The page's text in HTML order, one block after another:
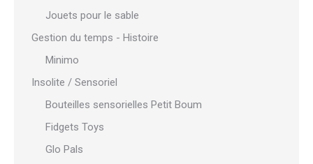
Jouets pour le sable
Gestion du temps - Histoire
Minimo
Insolite / Sensoriel
Bouteilles sensorielles Petit Boum
Fidgets Toys
Glo Pals